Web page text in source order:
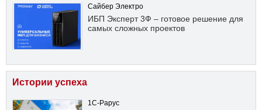
Сайбер Электро
ИБП Эксперт 3Ф – готовое решение для
самых сложных проектов
Истории успеха
1С-Рарус